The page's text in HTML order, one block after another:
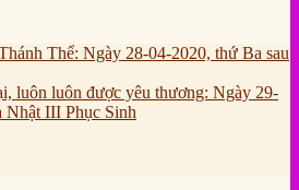
Thể: Ngày 28-04-2020, thứ Ba sau
luôn luôn được yêu thương: Ngày 29-
Nhật III Phục Sinh